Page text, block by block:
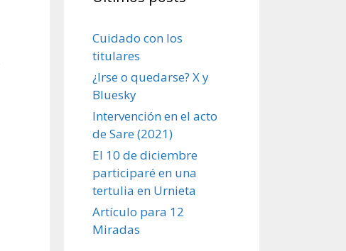
Cuidado con los
titulares
¿Irse o quedarse? X y
Bluesky
Intervención en el acto
de Sare (2021)
El 10 de diciembre
participaré en una
tertulia en Urnieta
Artículo para 12
Miradas